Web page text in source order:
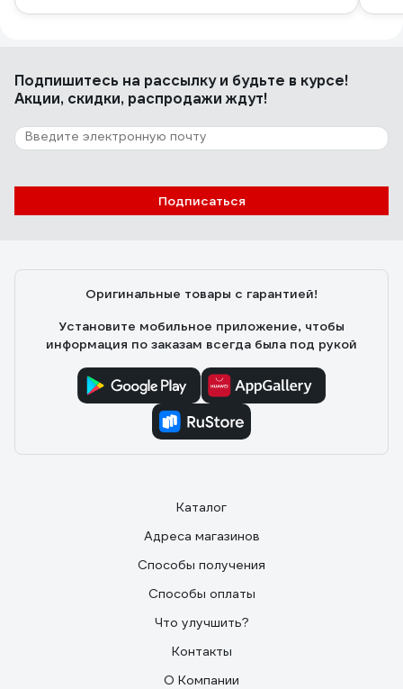
Подпишитесь на рассылкуи будьте в курсе!
Акции, скидки, распродажи ждут!
Подписаться
Оригинальные товары с гарантией!
Установите мобильное приложение, чтобы
информация по заказам всегда была под рукой
Каталог
Адреса магазинов
Способы получения
Способы оплаты
Что улучшить?
Контакты
О Компании